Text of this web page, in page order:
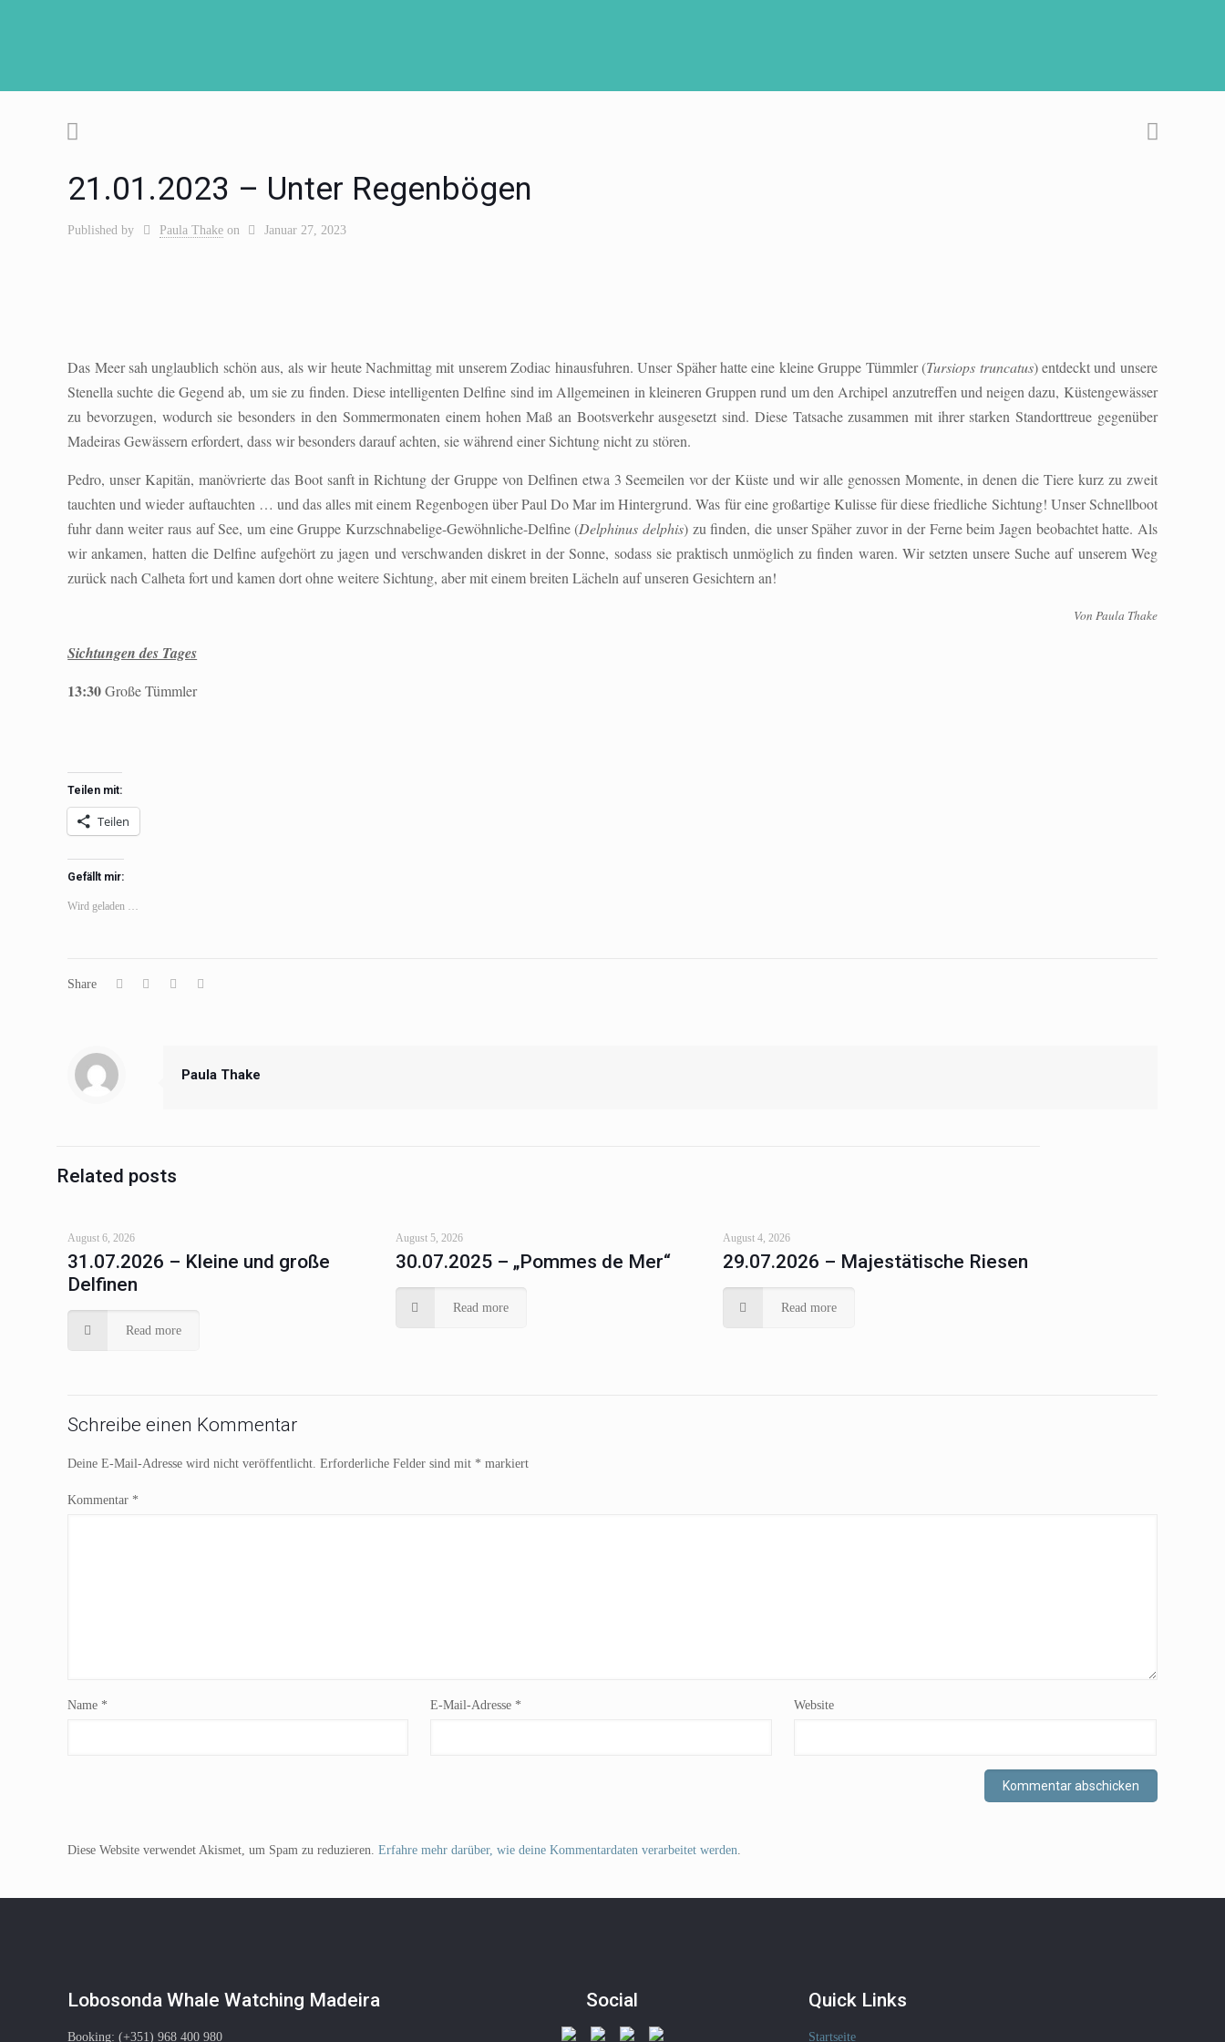
21.01.2023 – Unter Regenbögen
Published by Paula Thake on Januar 27, 2023
Das Meer sah unglaublich schön aus, als wir heute Nachmittag mit unserem Zodiac hinausfuhren. Unser Späher hatte eine kleine Gruppe Tümmler (Tursiops truncatus) entdeckt und unsere
Stenella suchte die Gegend ab, um sie zu finden. Diese intelligenten Delfine sind im Allgemeinen in kleineren Gruppen rund um den Archipel anzutreffen und neigen dazu, Küstengewässer
zu bevorzugen, wodurch sie besonders in den Sommermonaten einem hohen Maß an Bootsverkehr ausgesetzt sind. Diese Tatsache zusammen mit ihrer starken Standorttreue gegenüber
Madeiras Gewässern erfordert, dass wir besonders darauf achten, sie während einer Sichtung nicht zu stören.
Pedro, unser Kapitän, manövrierte das Boot sanft in Richtung der Gruppe von Delfinen etwa 3 Seemeilen vor der Küste und wir alle genossen Momente, in denen die Tiere kurz zu zweit
tauchten und wieder auftauchten … und das alles mit einem Regenbogen über Paul Do Mar im Hintergrund. Was für eine großartige Kulisse für diese friedliche Sichtung! Unser Schnellboot
fuhr dann weiter raus auf See, um eine Gruppe Kurzschnabelige-Gewöhnliche-Delfine (Delphinus delphis) zu finden, die unser Späher zuvor in der Ferne beim Jagen beobachtet hatte. Als
wir ankamen, hatten die Delfine aufgehört zu jagen und verschwanden diskret in der Sonne, sodass sie praktisch unmöglich zu finden waren. Wir setzten unsere Suche auf unserem Weg
zurück nach Calheta fort und kamen dort ohne weitere Sichtung, aber mit einem breiten Lächeln auf unseren Gesichtern an!
Von Paula Thake
Sichtungen des Tages
13:30Große Tümmler
Teilen mit:
Teilen
Gefällt mir:
Wird geladen …
Share
Paula Thake
Related posts
August 6, 2026
31.07.2026 – Kleine und große
Delfinen
Read more
August 5, 2026
30.07.2025 – „Pommes de Mer“
Read more
August 4, 2026
29.07.2026 – Majestätische Riesen
Read more
Schreibe einen Kommentar
Deine E-Mail-Adresse wird nicht veröffentlicht. Erforderliche Felder sind mit * markiert
Kommentar *
Name * E-Mail-Adresse * Website
Diese Website verwendet Akismet, um Spam zu reduzieren. Erfahre mehr darüber, wie deine Kommentardaten verarbeitet werden
Lobosonda Whale Watching Madeira
Booking: (+351) 968 400 980
Social Quick Links
Startseite